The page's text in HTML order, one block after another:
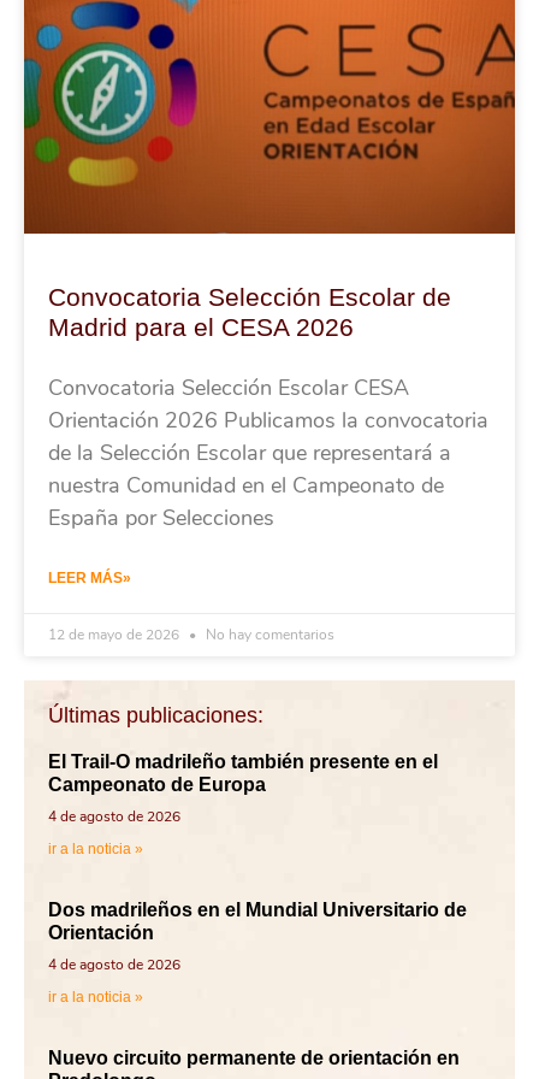
Convocatoria Selección Escolar de
Madrid para el CESA 2026
Convocatoria Selección Escolar CESA
Orientación 2026 Publicamos la convocatoria
de la Selección Escolar que representará a
nuestra Comunidad en el Campeonato de
España por Selecciones
LEER MÁS»
12 de mayo de 2026 No hay comentarios
Últimas publicaciones:
El Trail-O madrileño también presente en el
Campeonato de Europa
4 de agosto de 2026
ir a la noticia »
Dos madrileños en el Mundial Universitario de
Orientación
4 de agosto de 2026
ir a la noticia »
Nuevo circuito permanente de orientación en